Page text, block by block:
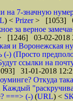
на 7-значную
) < Prizer> [1053]
за верное
[1246] 03-02-2018
и Воронежская
(-) (Просто
ссылки на
31-01-2018
Откуда
===> (-) (URL) <